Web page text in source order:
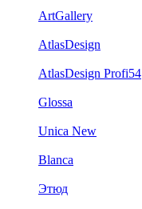
ArtGallery
AtlasDesign
AtlasDesign Profi54
Glossa
Unica New
Blanca
Этюд